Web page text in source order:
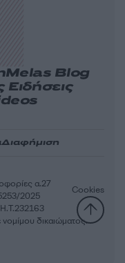
Melas Blog
Διαφήμιση
α.27
2025
Cookies
δικαιώματος.